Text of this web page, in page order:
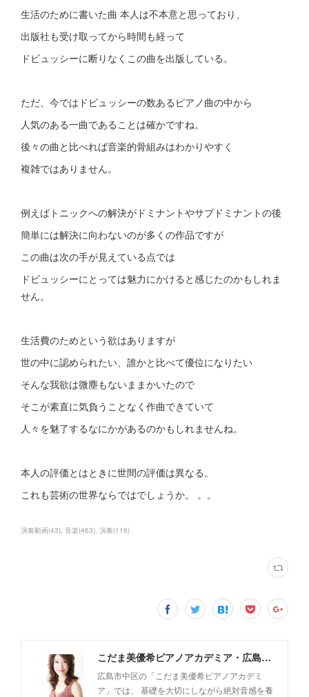
生活のために書いた曲 本人は不本意と思っており、
出版社も受け取ってから時間も経って
ドビュッシーに断りなくこの曲を出版している。
ただ、今ではドビュッシーの数あるピアノ曲の中から
人気のある一曲であることは確かですね。
後々の曲と比べれば音楽的骨組みはわかりやすく
複雑ではありません。
例えばトニックへの解決がドミナントやサブドミナントの後
簡単には解決に向わないのが多くの作品ですが
この曲は次の手が見えている点では
ドビュッシーにとっては魅力にかけると感じたのかもしれま
せん。
生活費のためという欲はありますが
世の中に認められたい、誰かと比べて優位になりたい
そんな我欲は微塵もないままかいたので
そこが素直に気負うことなく作曲できていて
人々を魅了するなにかがあるのかもしれませんね。
本人の評価とはときに世間の評価は異なる。
これも芸術の世界ならではでしょうか。 。。
演奏動画(43) 音楽(463) 演奏(116)
こだま美優希ピアノアカデミア・広島市中区
広島市中区の「こだま美優希ピアノアカデミ
ア」では、 基礎を大切にしながら絶対音感を養